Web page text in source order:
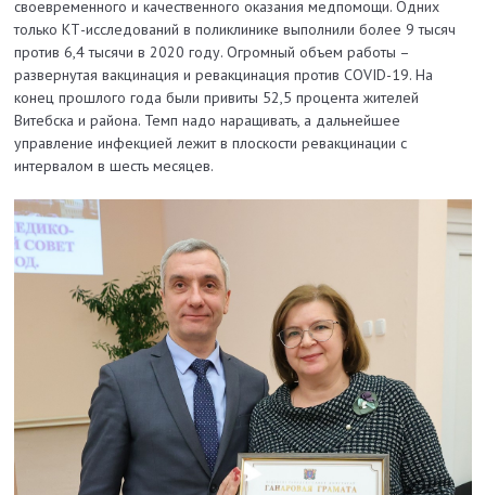
своевременного и качественного оказания медпомощи. Одних
только КТ-исследований в поликлинике выполнили более 9 тысяч
против 6,4 тысячи в 2020 году. Огромный объем работы –
развернутая вакцинация и ревакцинация против COVID-19. На
конец прошлого года были привиты 52,5 процента жителей
Витебска и района. Темп надо наращивать, а дальнейшее
управление инфекцией лежит в плоскости ревакцинации с
интервалом в шесть месяцев.